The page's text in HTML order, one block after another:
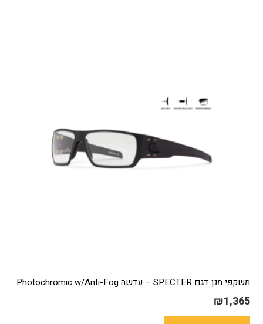
משקפי מגן דגם SPECTER – עדשה Photochromic w/Anti-Fog
₪1,365